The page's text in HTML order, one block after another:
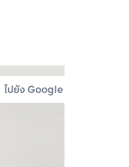
ไปยัง Google Map